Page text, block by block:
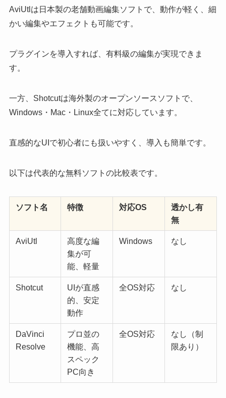
AviUtlは日本製の老舗動画編集ソフトで、動作が軽く、細
かい編集やエフェクトも可能です。
プラグインを導入すれば、有料級の編集が実現できま
す。
一方、Shotcutは海外製のオープンソースソフトで、
Windows・Mac・Linux全てに対応しています。
直感的なUIで初心者にも扱いやすく、導入も簡単です。
以下は代表的な無料ソフトの比較表です。
ソフト名 特徴 対応OS
透かし有
無
AviUtl
高度な編
集が可
能、軽量
Windows なし
Shotcut
UIが直感
的、安定
動作
全OS対応 なし
DaVinci
Resolve
プロ並の
機能、高
スペック
PC向き
全OS対応
なし（制
限あり）